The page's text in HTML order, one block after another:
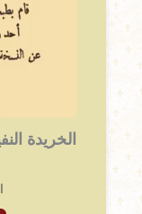
الخريدة